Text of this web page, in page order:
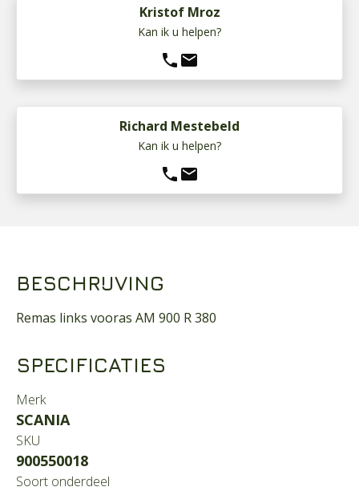
Kristof Mroz
Kan ik u helpen?
phone mail
Richard Mestebeld
Kan ik u helpen?
phone mail
BESCHRIJVING
Remas links vooras AM 900 R 380
SPECIFICATIES
Merk
SCANIA
SKU
900550018
Soort onderdeel